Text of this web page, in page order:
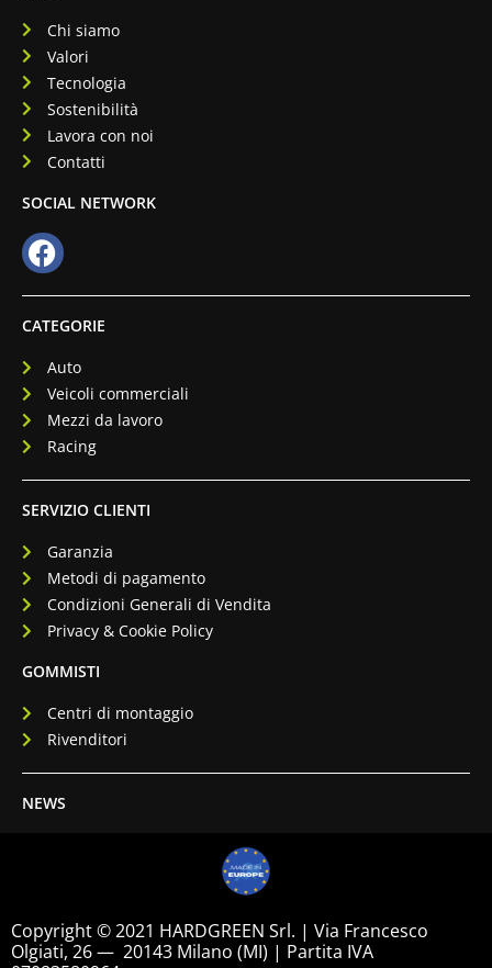
CATEGORIE
Auto
Veicoli commerciali
Mezzi da lavoro
Racing
Chi siamo
Valori
Tecnologia
Sostenibilità
Lavora con noi
Contatti
SOCIAL NETWORK
SERVIZIO CLIENTI
Garanzia
Metodi di pagamento
Condizioni Generali di Vendita
Privacy & Cookie Policy
GOMMISTI
Centri di montaggio
Rivenditori
NEWS
Copyright © 2021 HARDGREEN Srl. | Via Francesco
Olgiati, 26 — 20143 Milano (MI) | Partita IVA